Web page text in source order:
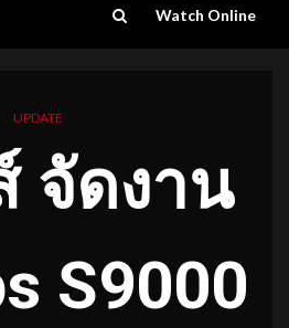
Watch Online
UPDATE
จัดงาน
S9000